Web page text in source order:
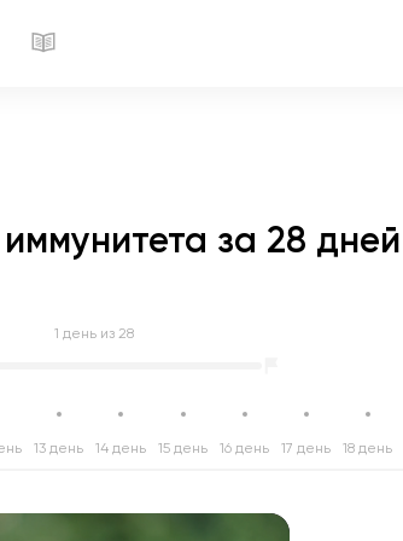
за 28 дней
1 день из 28
13 день 14 день 15 день 16 день 17 день 18 день